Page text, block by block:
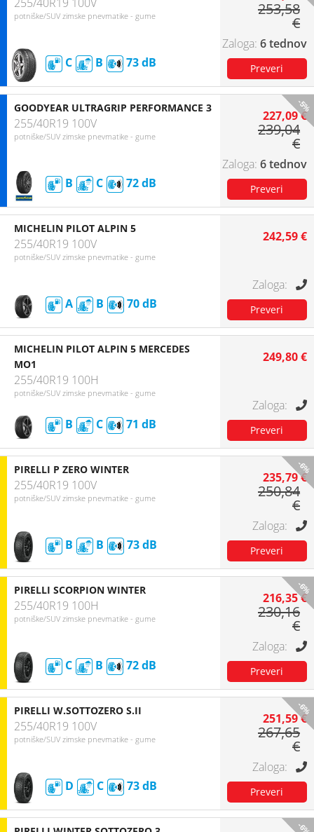
potniške/SUV zimske pnevmatike - gume
C B 73
253,58
€
6 tednov
-5%
GOODYEAR ULTRAGRIP PERFORMANCE 3
255/40R19 100V
potniške/SUV zimske pnevmatike - gume
B C 72
227,09 €
239,04
€
6 tednov
MICHELIN PILOT ALPIN 5
255/40R19 100V
potniške/SUV zimske pnevmatike - gume
A B 70
242,59 €
MICHELIN PILOT ALPIN 5 MERCEDES
MO1
255/40R19 100H
potniške/SUV zimske pnevmatike - gume
B C 71
249,80 €
-6%
PIRELLI P ZERO WINTER
255/40R19 100V
potniške/SUV zimske pnevmatike - gume
B B 73
235,79 €
250,84
€
-6%
PIRELLI SCORPION WINTER
255/40R19 100H
potniške/SUV zimske pnevmatike - gume
C B 72
216,35 €
230,16
€
-6%
PIRELLI W.SOTTOZERO S.II
255/40R19 100V
potniške/SUV zimske pnevmatike - gume
D C 73
251,59 €
267,65
€
-6%